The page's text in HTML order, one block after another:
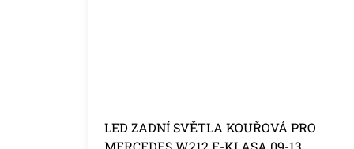
LED ZADNÍ SVĚTLA KOUŘOVÁ PRO